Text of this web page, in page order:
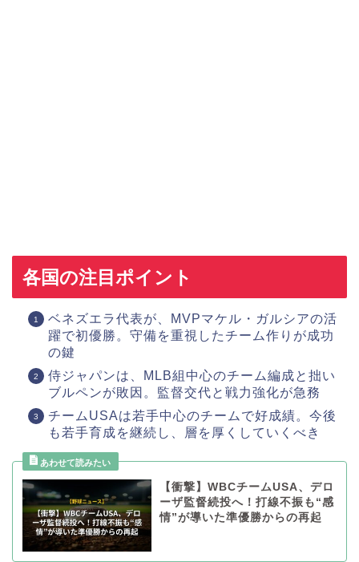
各国の注目ポイント
ベネズエラ代表が、MVPマケル・ガルシアの活
躍で初優勝。守備を重視したチーム作りが成功
の鍵
侍ジャパンは、MLB組中心のチーム編成と拙い
ブルペンが敗因。監督交代と戦力強化が急務
チームUSAは若手中心のチームで好成績。今後
も若手育成を継続し、層を厚くしていくべき
【衝撃】WBCチームUSA、デロ
ーザ監督続投へ！打線不振も“感
情”が導いた準優勝からの再起